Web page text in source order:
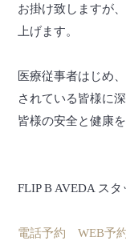
お掛け致しますが
上げます。
医療従事者はじめ
されている皆様に
皆様の安全と健康
FLIP B AVEDA スタ
電話予約 WEB予